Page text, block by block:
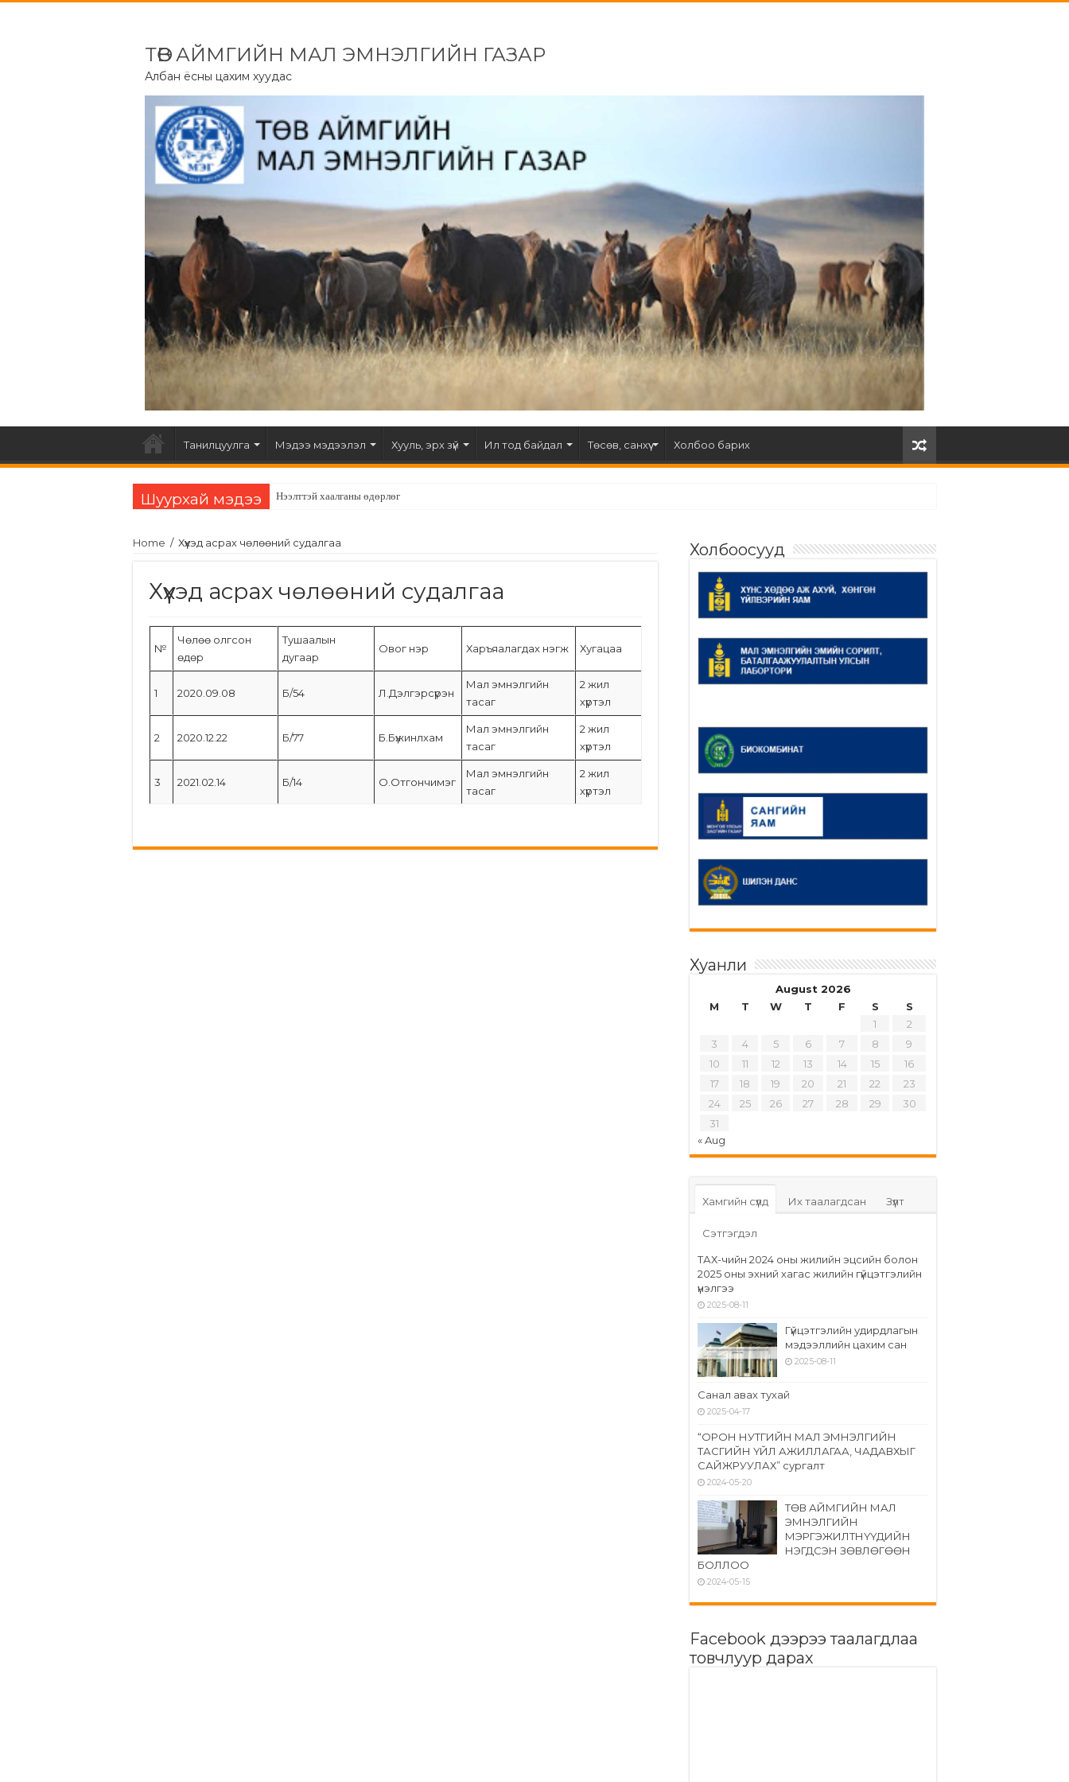
ТӨВ АЙМГИЙН МАЛ ЭМНЭЛГИЙН ГАЗАР
Албан ёсны цахим хуудас
Танилцуулга Мэдээ мэдээлэл Хууль, эрх зүй Ил тод байдал Төсөв, санхүү Холбоо барих
Шуурхай мэдээ Нээлттэй хаалганы өдөрлөг
Home / Хүүхэд асрах чөлөөний судалгаа
Хүүхэд асрах чөлөөний судалгаа
№
Чөлөө олгсон
өдөр
Тушаалын
дугаар
Овог нэр Харъяалагдах нэгж Хугацаа
1 2020.09.08 Б/54 Л.Дэлгэрсүрэн
Мал эмнэлгийн
тасаг
2 жил
хүртэл
2 2020.12.22 Б/77 Б.Бүжинлхам
Мал эмнэлгийн
тасаг
2 жил
хүртэл
3 2021.02.14 Б/14 О.Отгончимэг
Мал эмнэлгийн
тасаг
2 жил
хүртэл
Холбоосууд
Хуанли
August 2026
M
T W T F S
S
1
2
3
4 5 6 7 8
9
10
11 12 13 14 15
16
17
18 19 20 21 22
23
24
25 26 27 28 29
30
31
« Aug
Хамгийн сүүлд Их таалагдсан Зүүлт
Сэтгэгдэл
ТАХ-чийн 2024 оны жилийн эцсийн болон
2025 оны эхний хагас жилийн гүйцэтгэлийн
үнэлгээ
2025-08-11
Гүйцэтгэлийн удирдлагын
мэдээллийн цахим сан
2025-08-11
Санал авах тухай
2025-04-17
“ОРОН НУТГИЙН МАЛ ЭМНЭЛГИЙН
ТАСГИЙН ҮЙЛ АЖИЛЛАГАА, ЧАДАВХЫГ
САЙЖРУУЛАХ” сургалт
2024-05-20
ТӨВ АЙМГИЙН МАЛ
ЭМНЭЛГИЙН
МЭРГЭЖИЛТНҮҮДИЙН
НЭГДСЭН ЗӨВЛӨГӨӨН
БОЛЛОО
2024-05-15
Facebook дээрээ таалагдлаа
товчлуур дарах